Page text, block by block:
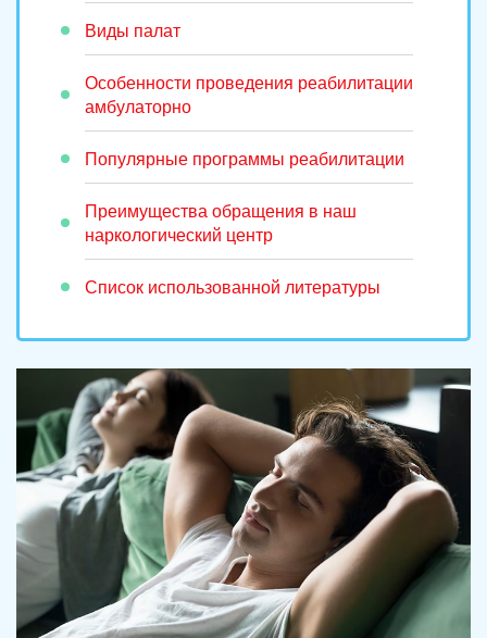
Виды палат
Особенности проведения реабилитации
амбулаторно
Популярные программы реабилитации
Преимущества обращения в наш
наркологический центр
Список использованной литературы